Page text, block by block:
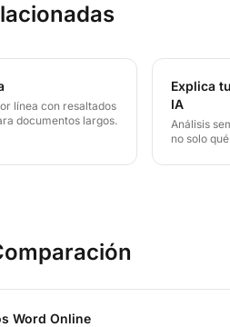
línea con resaltados
documentos largos.
Explica
IA
Análisis
no solo
Word Online